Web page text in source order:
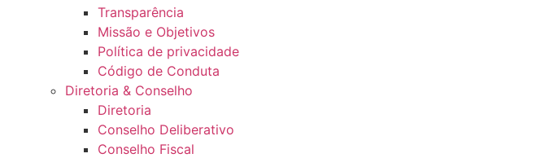
Transparência
Missão e Objetivos
Política de privacidade
Código de Conduta
Diretoria & Conselho
Diretoria
Conselho Deliberativo
Conselho Fiscal